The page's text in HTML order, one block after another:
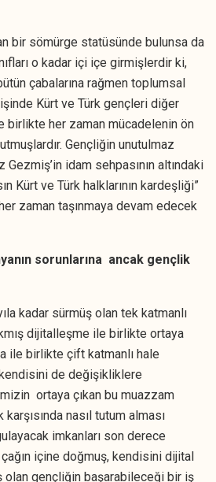
bir sömürge statüsünde bulunsa da
o kadar içi içe girmişlerdir ki,
çabalarına rağmen toplumsal
Kürt ve Türk gençleri diğer
her zaman mücadelenin ön
Gençliğin unutulmaz
idam sehpasının altındaki
Kürt ve Türk halklarının kardeşliği”
zaman taşınmaya devam edecek
sorunlarına ancak gençlik
kadar sürmüş olan tek katmanlı
dijitalleşme ile birlikte ortaya
ile birlikte çift katmanlı hale
de değişikliklere
ortaya çıkan bu muazzam
nasıl tutum alması
imkanları son derece
çağın içine doğmuş, kendisini dijital
olan gençliğin başarabileceği bir iş